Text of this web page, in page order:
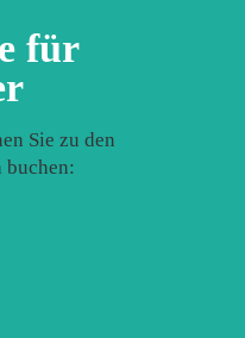
für
Sie zu den
buchen: